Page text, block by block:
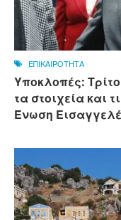
ΕΠΙΚΑΙΡΟΤΗΤΑ
Υποκλοπές:
τα στοιχεία και
Ένωση